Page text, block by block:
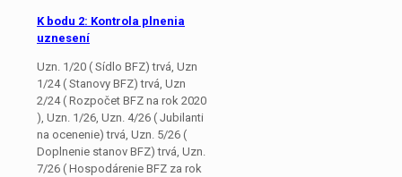
K bodu 2: Kontrola plnenia
uznesení
Uzn. 1/20 ( Sídlo BFZ) trvá, Uzn
1/24 ( Stanovy BFZ) trvá, Uzn
2/24 ( Rozpočet BFZ na rok 2020
), Uzn. 1/26, Uzn. 4/26 ( Jubilanti
na ocenenie) trvá, Uzn. 5/26 (
Doplnenie stanov BFZ) trvá, Uzn.
7/26 ( Hospodárenie BFZ za rok